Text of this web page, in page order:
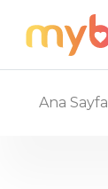
Ana Sayfa